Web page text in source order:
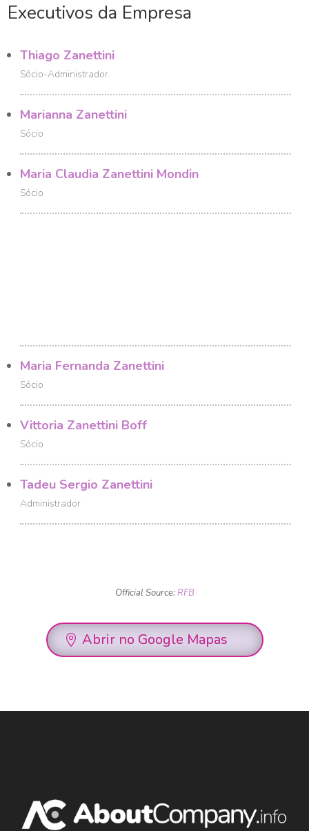
Executivos da Empresa
Thiago Zanettini
Sócio-Administrador
Marianna Zanettini
Sócio
Maria Claudia Zanettini Mondin
Sócio
Maria Fernanda Zanettini
Sócio
Vittoria Zanettini Boff
Sócio
Tadeu Sergio Zanettini
Administrador
Official Source:RFB
Abrir no Google Mapas